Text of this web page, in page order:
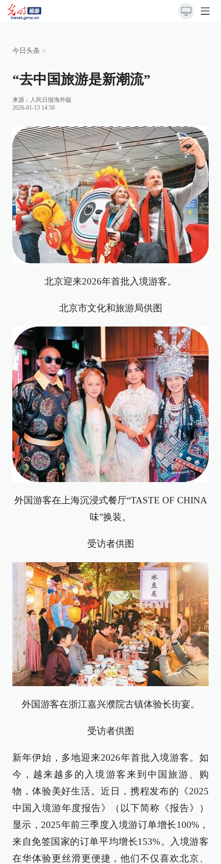
今日头条 >
“去中国旅游是新潮流”
来源： 人民日报海外版
2026-01-13 14:50
北京迎来2026年首批入境游客。
北京市文化和旅游局供图
外国游客在上海沉浸式餐厅“TASTE OF CHINA
味”换装。
受访者供图
外国游客在浙江嘉兴濮院古镇体验长街宴。
受访者供图
新年伊始，多地迎来2026年首批入境游客。如
今，越来越多的入境游客来到中国旅游、购
物，体验美好生活。近日，携程发布的《2025
中国入境游年度报告》（以下简称《报告》）
显示，2025年前三季度入境游订单增长100%，
来自免签国家的订单平均增长153%。入境游客
在华体验更丝滑更便捷，他们不仅喜欢北京、